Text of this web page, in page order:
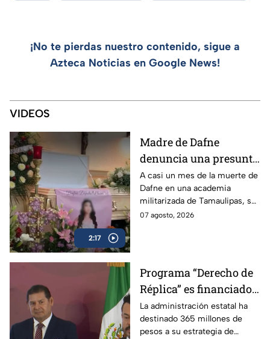
¡No te pierdas nuestro contenido, sigue a
Azteca Noticias en Google News!
VIDEOS
2:17
Madre de Dafne
denuncia una presunta
red familiar tras la
muerte de su hija en
Tamaulipas
A casi un mes de la muerte de
Dafne en una academia
militarizada de Tamaulipas, su
madre exige justicia y
07 agosto, 2026
Programa “Derecho de
Réplica” es financiado
con dinero de los
poblanos, pero se usa
La administración estatal ha
destinado 365 millones de
pesos a su estrategia de